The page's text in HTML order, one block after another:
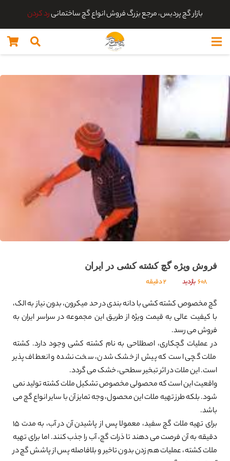
بازار گچ پردیس، مرجع بزرگ فروش انواع گچ ساختمانیرد کردن
فروش ویژه گچ کشته کشی در ایران
608بازدید 2 دقیقه
گچ مخصوص کشته کشی با دانه بندی در حد میکرون، بدون نیاز به الک،
با کیفیت عالی به قیمت ویژه از طریق این مجموعه در سراسر ایران به
فروش می رسد.
در عملیات گچکاری، اصطلاحی به نام کشته کشی وجود دارد. کشته
ملات گچی است که پیش از خشک شدن، سخت نشده و انعطاف پذیر
است. این ملات در اثر تبخیر سطحی، خشک می گردد.
واقعیت این است که محصولی مخصوص تشکیل ملات کشته تولید نمی
شود. بلکه طرز تهیه ملات این محصول، وجه تمایز آن با سایر انواع گچ می
باشد.
برای تهیه ملات گچ سفید، معمولا پس از پاشیدن آن در آب، به مدت 15
دقیقه به آن فرصت می دهند تا ذرات گچ، آب را جذب کنند. اما برای تهیه
ملات کشته، عملیات هم زدن بدون تاخیر و بلافاصله پس از پاشش گچ در